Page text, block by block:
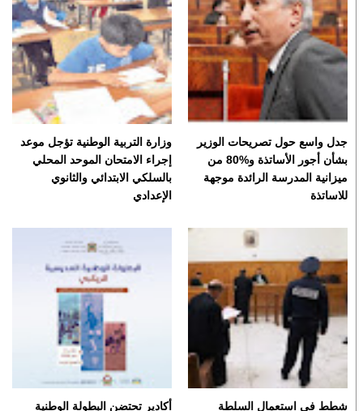
جدل واسع حول تصريحات الوزير
بشأن أجور الأساتذة و%80 من
ميزانية المدرسة الرائدة موجهة
للاساتذة
وزارة التربية الوطنية تؤجل موعد
إجراء الامتحان الموحد المحلي
بالسلكي الابتدائي والثانوي
الإعدادي
شطط في استعمال السلطة أكادير تحتضن البطولة الوطنية